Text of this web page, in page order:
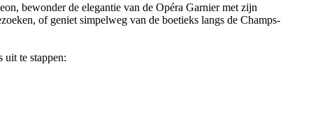
bewonder de elegantie van de Opéra Garnier met zijn
of geniet simpelweg van de boetieks langs de Champs-
uit te stappen: